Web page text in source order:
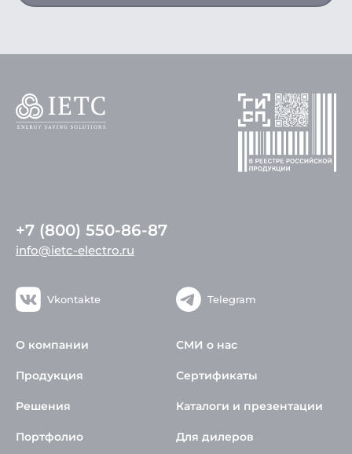
+7 (800) 550-86-87
info@ietc-electro.ru
Vkontakte Telegram
О компании
Продукция
Решения
Портфолио
СМИ о нас
Сертификаты
Каталоги и презентации
Для дилеров